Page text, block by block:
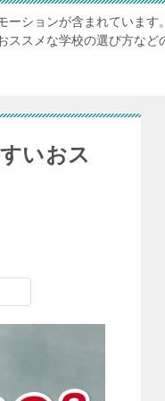
ーションが含まれていま
ススメな学校の選び方など
いおス